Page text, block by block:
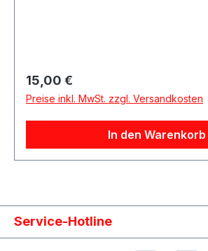
Regulärer Preis:
15,00 €
Preise inkl. MwSt. zzgl. Versandkosten
In den Warenkorb
Service-Hotline